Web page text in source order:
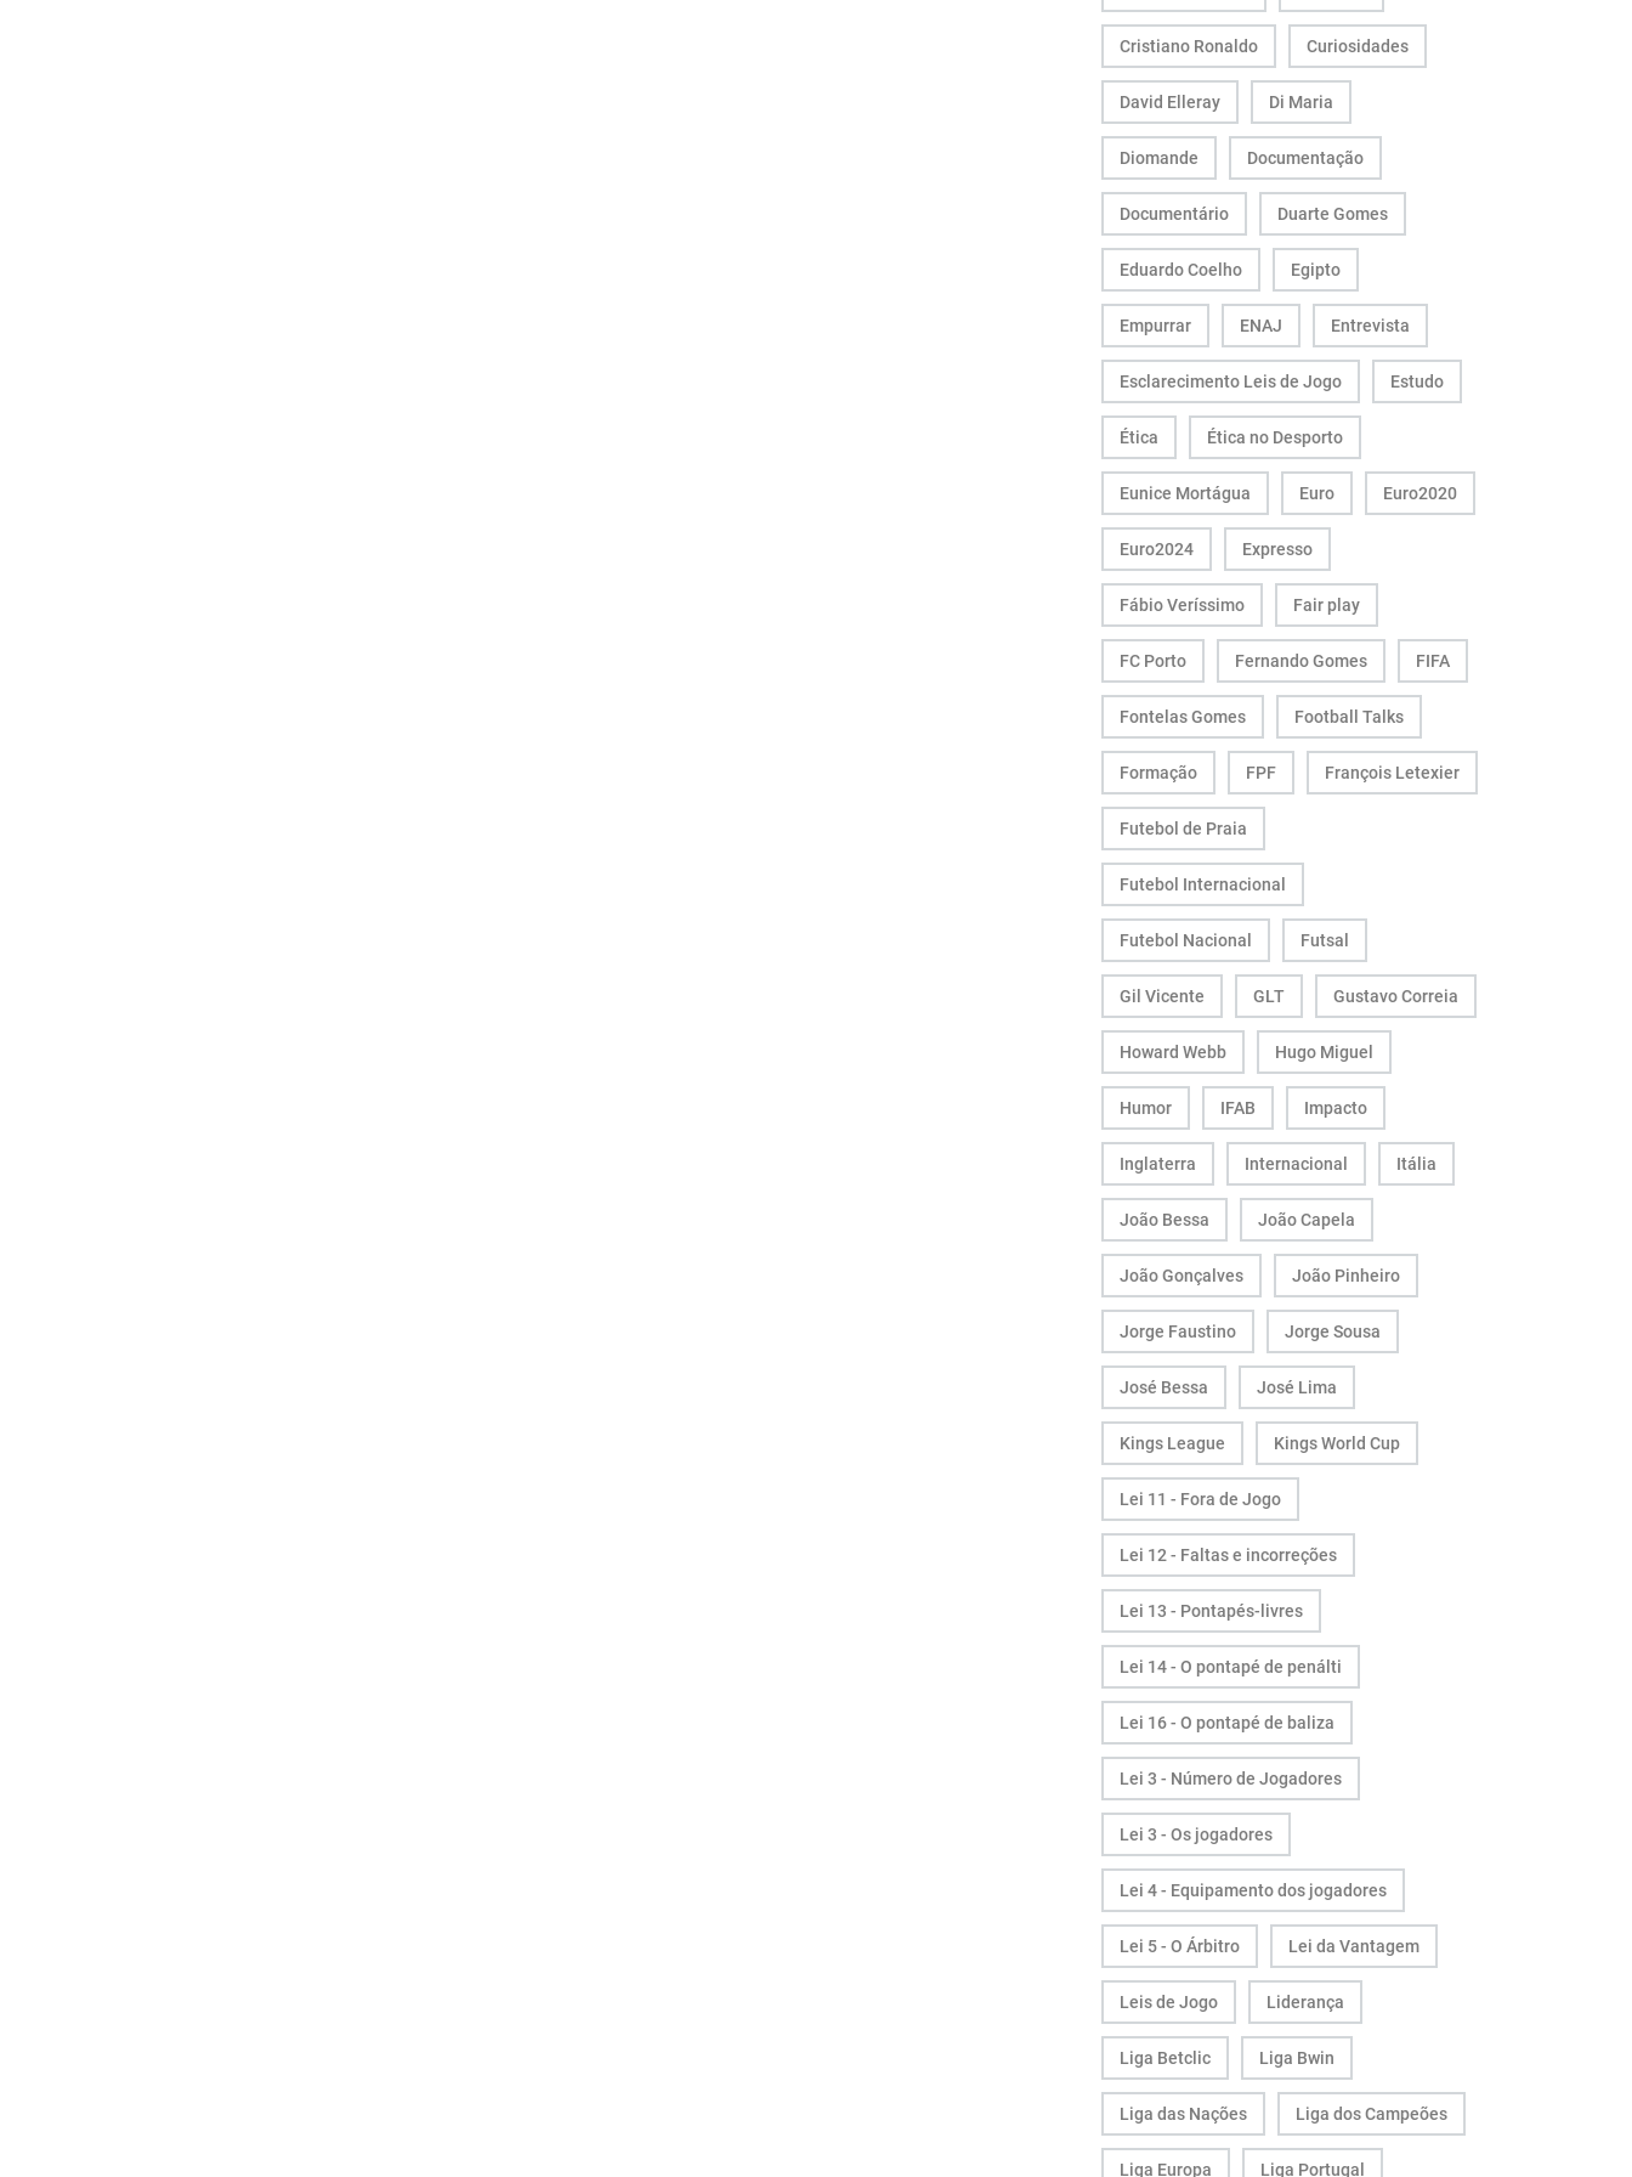
Cristiano Ronaldo Curiosidades
David Elleray Di Maria
Diomande Documentação
Documentário Duarte Gomes
Eduardo Coelho Egipto
Empurrar ENAJ Entrevista
Esclarecimento Leis de Jogo Estudo
Ética Ética no Desporto
Eunice Mortágua Euro Euro2020
Euro2024 Expresso
Fábio Veríssimo Fair play
FC Porto Fernando Gomes FIFA
Fontelas Gomes Football Talks
Formação FPF François Letexier
Futebol de Praia
Futebol Internacional
Futebol Nacional Futsal
Gil Vicente GLT Gustavo Correia
Howard Webb Hugo Miguel
Humor IFAB Impacto
Inglaterra Internacional Itália
João Bessa João Capela
João Gonçalves João Pinheiro
Jorge Faustino Jorge Sousa
José Bessa José Lima
Kings League Kings World Cup
Lei 11 - Fora de Jogo
Lei 12 - Faltas e incorreções
Lei 13 - Pontapés-livres
Lei 14 - O pontapé de penálti
Lei 16 - O pontapé de baliza
Lei 3 - Número de Jogadores
Lei 3 - Os jogadores
Lei 4 - Equipamento dos jogadores
Lei 5 - O Árbitro Lei da Vantagem
Leis de Jogo Liderança
Liga Betclic Liga Bwin
Liga das Nações Liga dos Campeões
Liga Europa Liga Portugal